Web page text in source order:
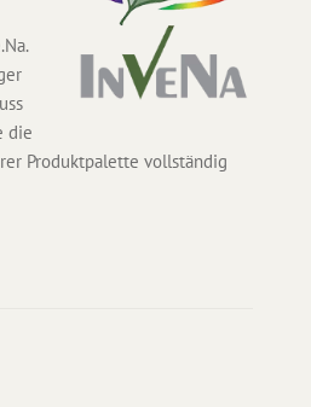
die
Produktpalette vollständig